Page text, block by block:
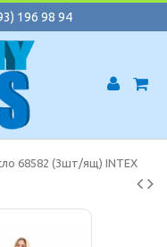
196 98 94
68582 (3шт/ящ) INTEX